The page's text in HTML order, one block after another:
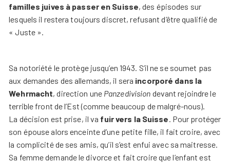
familles juives à passer en Suisse, des épisodes sur
lesquels il restera toujours discret, refusant d’être qualifié de
« Juste ».
Sa notoriété le protège jusqu’en 1943. S’il ne se soumet pas
aux demandes des allemands, il sera incorporé dans la
Wehrmacht, direction une Panzedivision devant rejoindre le
terrible front de l’Est (comme beaucoup de malgré-nous).
La décision est prise, il va fuir vers la Suisse. Pour protéger
son épouse alors enceinte d’une petite fille, il fait croire, avec
la complicité de ses amis, qu’il s’est enfui avec sa maitresse.
Sa femme demande le divorce et fait croire que l’enfant est